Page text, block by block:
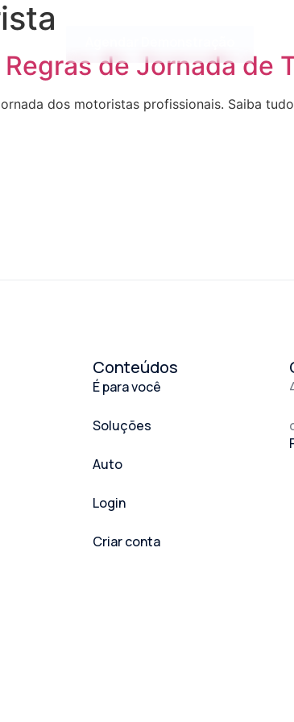
de Jornada de
dos motoristas profissionais. Saiba
Conteúdos
É para você
Soluções
Auto
Login
Criar conta